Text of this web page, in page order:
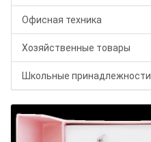
Офисная техника
Хозяйственные товары
Школьные принадлежности